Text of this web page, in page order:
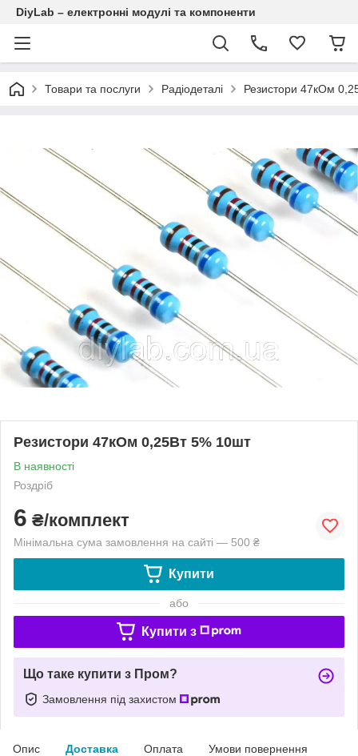
DiyLab – електронні модулі та компоненти
Товари та послуги Радіодеталі Резистори 47кОм
Резистори 47кОм 0,25Вт 5% 10шт
В наявності
Роздріб
6 ₴/комплект
Мінімальна сума замовлення на сайті — 500 ₴
Купити
або
Купити з
Що таке купити з Пром?
Замовлення під захистом
Опис Доставка Оплата Умови повернення